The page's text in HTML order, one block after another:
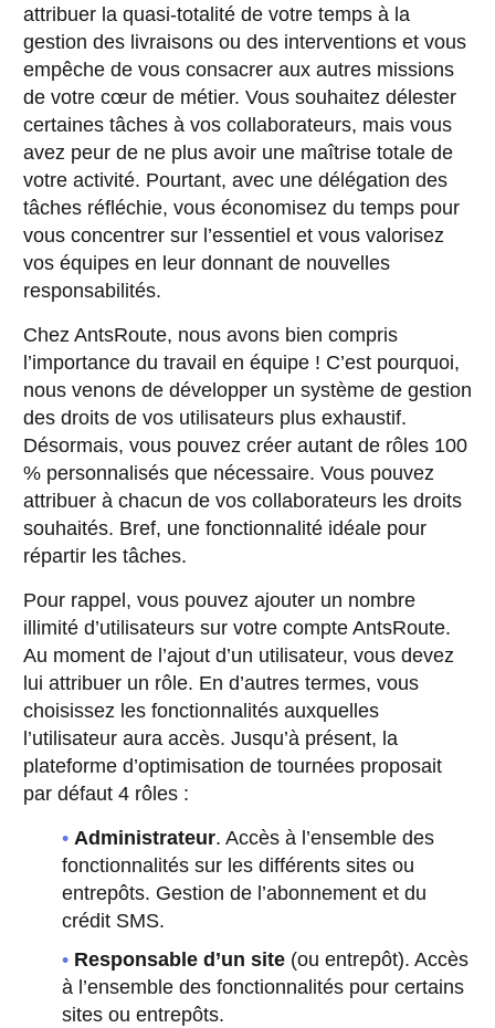
attribuer la quasi-totalité de votre temps à la
gestion des livraisons ou des interventions et vous
empêche de vous consacrer aux autres missions
de votre cœur de métier. Vous souhaitez délester
certaines tâches à vos collaborateurs, mais vous
avez peur de ne plus avoir une maîtrise totale de
votre activité. Pourtant, avec une délégation des
tâches réfléchie, vous économisez du temps pour
vous concentrer sur l’essentiel et vous valorisez
vos équipes en leur donnant de nouvelles
responsabilités.
Chez AntsRoute, nous avons bien compris
l’importance du travail en équipe ! C’est pourquoi,
nous venons de développer un système de gestion
des droits de vos utilisateurs plus exhaustif.
Désormais, vous pouvez créer autant de rôles 100
% personnalisés que nécessaire. Vous pouvez
attribuer à chacun de vos collaborateurs les droits
souhaités. Bref, une fonctionnalité idéale pour
répartir les tâches.
Pour rappel, vous pouvez ajouter un nombre
illimité d’utilisateurs sur votre compte AntsRoute.
Au moment de l’ajout d’un utilisateur, vous devez
lui attribuer un rôle. En d’autres termes, vous
choisissez les fonctionnalités auxquelles
l’utilisateur aura accès. Jusqu’à présent, la
plateforme d’optimisation de tournées proposait
par défaut 4 rôles :
Administrateur. Accès à l’ensemble des
fonctionnalités sur les différents sites ou
entrepôts. Gestion de l’abonnement et du
crédit SMS.
Responsable d’un site (ou entrepôt). Accès
à l’ensemble des fonctionnalités pour certains
sites ou entrepôts.